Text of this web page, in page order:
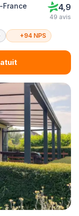
4,9
49 avis
+94 NPS